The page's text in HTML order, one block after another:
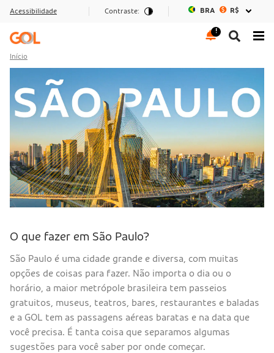
Ir para o menu
Ir para o conteúdo
Ir para o rodapé
Acessibilidade Contraste: BRA R$
Início
O que fazer em São Paulo?
São Paulo é uma cidade grande e diversa, com muitas
opções de coisas para fazer. Não importa o dia ou o
horário, a maior metrópole brasileira tem passeios
gratuitos, museus, teatros, bares, restaurantes e baladas
e a GOL tem as passagens aéreas baratas e na data que
você precisa. É tanta coisa que separamos algumas
sugestões para você saber por onde começar.